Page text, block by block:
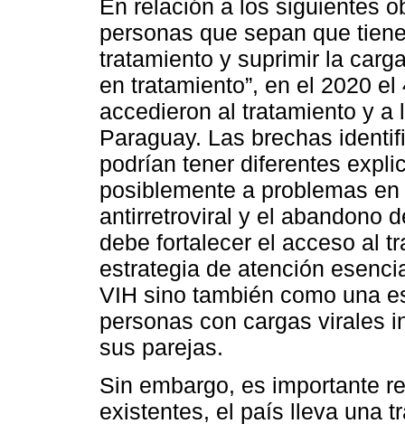
En relación a los siguientes
personas que sepan que
tratamiento y suprimir la
en tratamiento”, en el 2020
accedieron al tratamiento y
Paraguay. Las brechas
podrían tener diferentes
posiblemente a problemas
antirretroviral y el abandono
debe fortalecer el acceso al
estrategia de atención
VIH sino también como una
personas con cargas virales
sus parejas.
Sin embargo, es importante
existentes, el país lleva una